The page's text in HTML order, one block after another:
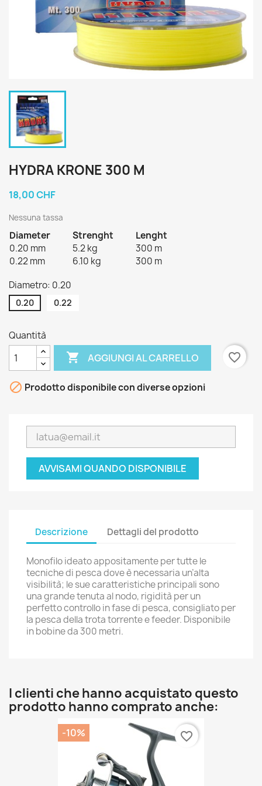
HYDRA KRONE 300 M
18,00 CHF
Nessuna tassa
Diameter Strenght
Lenght
0.20 mm
5.2 kg
300 m
0.22 mm
6.10 kg
300 m
Diametro: 0.20
0.20 0.22
Quantità
 AGGIUNGI AL CARRELLO favorite_border
 Prodotto disponibile con diverse opzioni
AVVISAMI QUANDO DISPONIBILE
Descrizione Dettagli del prodotto
Monofilo ideato appositamente per tutte le
tecniche di pesca dove è necessaria un’alta
visibilità; le sue caratteristiche principali sono
una grande tenuta al nodo, rigidità per un
perfetto controllo in fase di pesca, consigliato per
la pesca della trota torrente e feeder. Disponibile
in bobine da 300 metri.
I clienti che hanno acquistato questo
prodotto hanno comprato anche:
-10% favorite_border